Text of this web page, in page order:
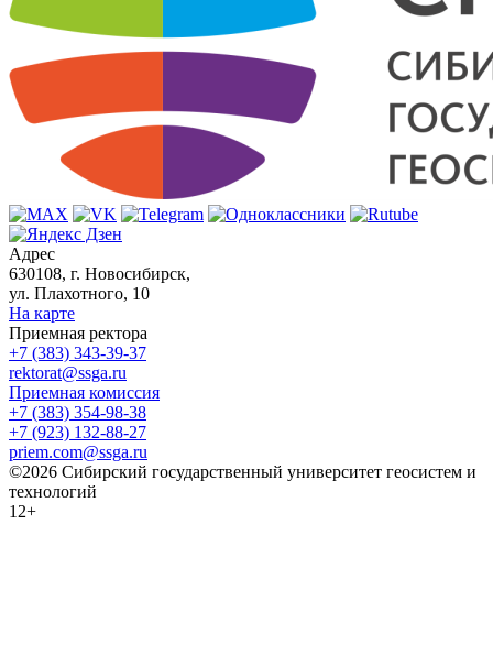
Адрес
630108, г. Новосибирск,
ул. Плахотного, 10
На карте
Приемная ректора
+7 (383) 343-39-37
rektorat@ssga.ru
Приемная комиссия
+7 (383) 354-98-38
+7 (923) 132-88-27
priem.com@ssga.ru
©2026 Сибирский государственный университет геосистем и
технологий
12+